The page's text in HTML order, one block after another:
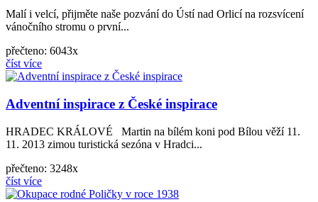
Malí i velcí, přijměte naše pozvání do Ústí nad Orlicí na rozsvícení
vánočního stromu o první...
přečteno: 6043x
číst více
Adventní inspirace z České inspirace
HRADEC KRÁLOVÉ Martin na bílém koni pod Bílou věží 11.
11. 2013 zimou turistická sezóna v Hradci...
přečteno: 3248x
číst více